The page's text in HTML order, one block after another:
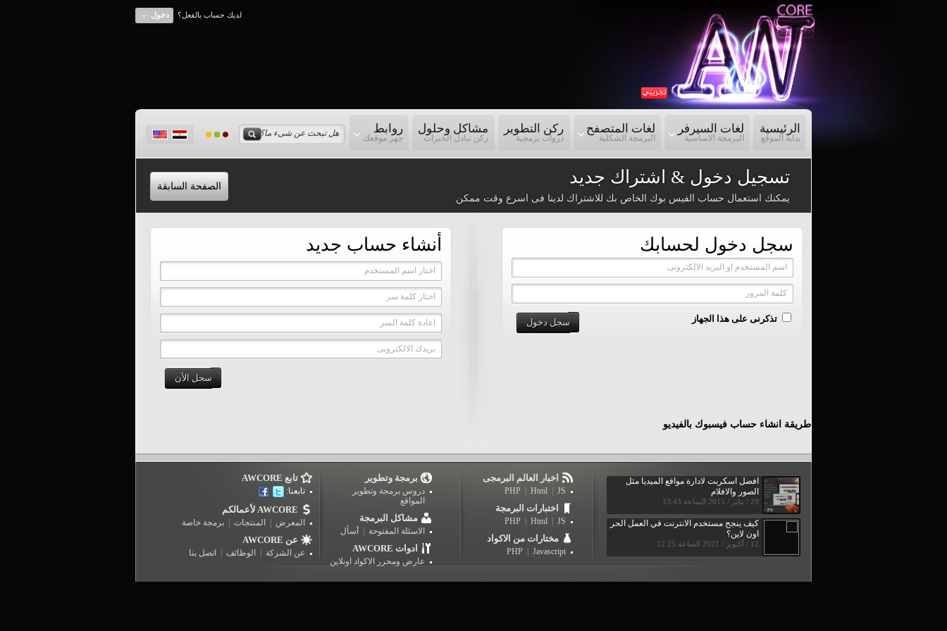
لديك حساب بالفعل؟ دخول
الرئيسية
بداية الموقع
لغات السيرفر
البرمجة الاساسية
لغات المتصفح
البرمجة الشكلية
ركن التطوير
دروات برمجية
مشاكل وحلول
ركن تبادل الخبرات
روابط
جهز موقعك
تسجيل دخول & اشتراك جديد
يمكنك استعمال حساب الفيس بوك الخاص بك للاشتراك لدينا فى اسرع وقت ممكن
الصفحة السابقة
سجل دخول لحسابك
اسم المستخدم او البريد الالكترونى
كلمة المرور
تذكرنى على هذا الجهاز سجل دخول
طريقة انشاء حساب فيسبوك بالفيديو
أنشاء حساب جديد
اختار اسم المستخدم
اختار كلمة سر
اعادة كلمة السر
بريدك الالكترونى
سجل الأن
تابع AWCORE
تابعنا:
AWCORE لأعمالكم
المعرض المنتجات برمجة خاصة
عن AWCORE
عن الشركة الوظائف اتصل بنا
برمجة وتطوير
دروس برمجة وتطوير
المواقع
مشاكل البرمجة
الاسئلة المفتوحة أسأل
AWCORE ادوات
عارض ومحرر الاكواد اونلاين
اخبار العالم البرمجى
PHP Html JS
اختبارات البرمجة
PHP Html JS
مختارات من الاكواد
PHP Javascript
افضل اسكربت لادارة مواقع الميديا مثل
الصور والافلام
29 / يناير / 2015 الساعة 13:43
كيف ينجح مستخدم الانترنت في العمل الحر
اون لاين؟
12 / أكتوبر / 2021 الساعة 12:25